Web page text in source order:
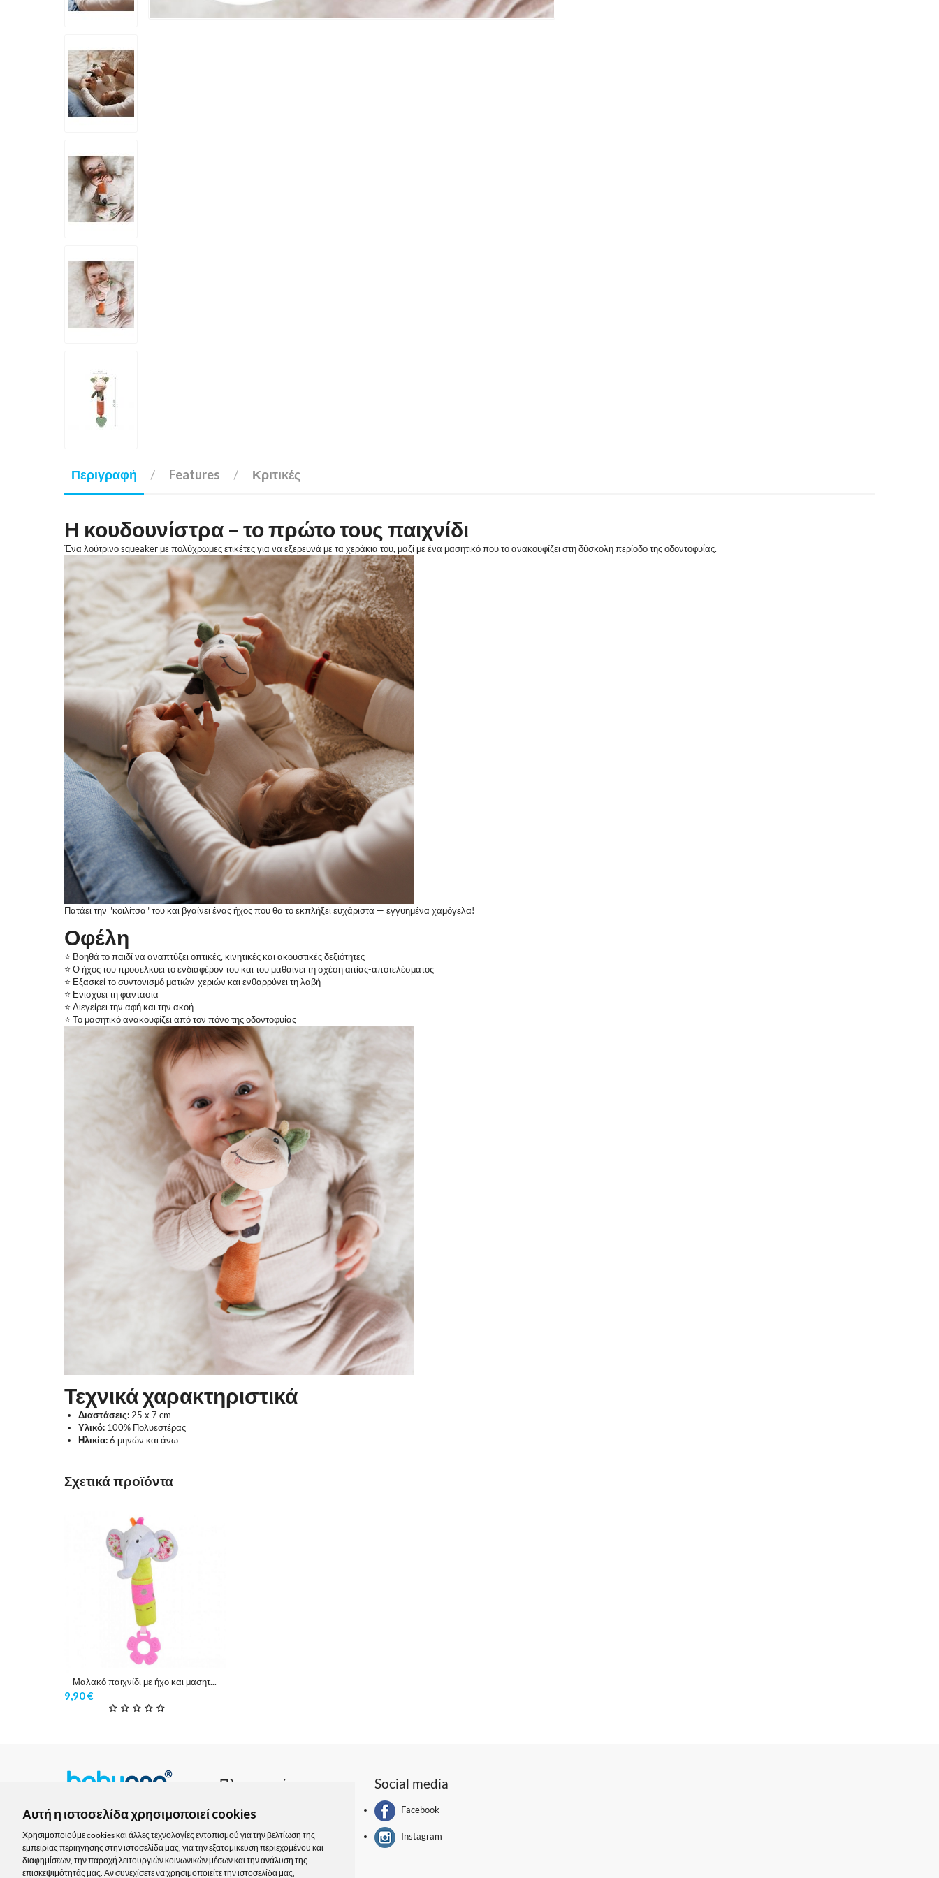
Αυτή η ιστοσελίδα χρησιμοποιεί cookies
Χρησιμοποιούμε cookies και άλλες τεχνολογίες εντοπισμού για την βελτίωση της
εμπειρίας περιήγησης στην ιστοσελίδα μας, για την εξατομίκευση περιεχομένου και
διαφημίσεων, την παροχή λειτουργιών κοινωνικών μέσων και την ανάλυση της
επισκεψιμότητάς μας. Αν συνεχίσετε να χρησιμοποιείτε την ιστοσελίδα μας,
Περιγραφή Features Κριτικές
Η κουδουνίστρα – το πρώτο τους παιχνίδι
Ένα λούτρινο squeaker με πολύχρωμες ετικέτες για να εξερευνά με τα χεράκια του, μαζί με ένα μασητικό που το ανακουφίζει στη δύσκολη περίοδο της οδοντοφυΐας.
Πατάει την "κοιλίτσα" του και βγαίνει ένας ήχος που θα το εκπλήξει ευχάριστα — εγγυημένα χαμόγελα!
Οφέλη
⭐ Βοηθά το παιδί να αναπτύξει οπτικές, κινητικές και ακουστικές δεξιότητες
⭐ Ο ήχος του προσελκύει το ενδιαφέρον του και του μαθαίνει τη σχέση αιτίας-αποτελέσματος
⭐ Εξασκεί το συντονισμό ματιών-χεριών και ενθαρρύνει τη λαβή
⭐ Ενισχύει τη φαντασία
⭐ Διεγείρει την αφή και την ακοή
⭐ Το μασητικό ανακουφίζει από τον πόνο της οδοντοφυΐας
Τεχνικά χαρακτηριστικά
Διαστάσεις: 25 x 7 cm
Υλικό: 100% Πολυεστέρας
Ηλικία:6 μηνών και άνω
Σχετικά προϊόντα
Μαλακό παιχνίδι με ήχο και μασητικό "Η Έξυπνη Ελεφαντίτσα"
9,90€
Αμφιπόλεως 11, 118 85,
Βοτανικός, Στάση Μετρό
Κεραμεικός
210-3422583
info@babyono.gr
Πληροφορίες
Τρόποι παραγγελίας
Τρόποι πληρωμής
Επιστροφές
Social media
Facebook
Instagram